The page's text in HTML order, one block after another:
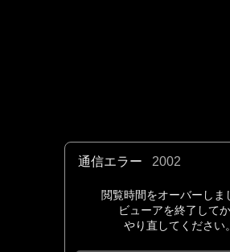
通信エラー 2002
閲覧時間をオーバーしま
ビューアを終了して
やり直してください。